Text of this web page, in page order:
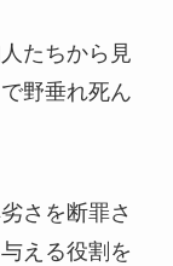
たちから見
野垂れ死ん
さを断罪さ
える役割を